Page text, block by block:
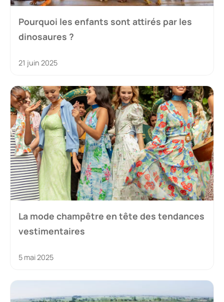
Pourquoi les enfants sont attirés par les
dinosaures ?
21 juin 2025
La mode champêtre en tête des tendances
vestimentaires
5 mai 2025